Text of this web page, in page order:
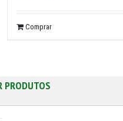
Comprar
PRODUTOS